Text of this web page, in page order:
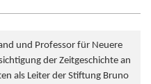
und Professor für Neuere
der Zeitgeschichte an
als Leiter der Stiftung Bruno